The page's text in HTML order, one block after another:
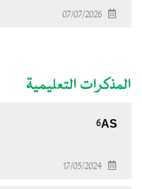
07/07/2026
المذكرات التعليمية
6AS
17/05/2024